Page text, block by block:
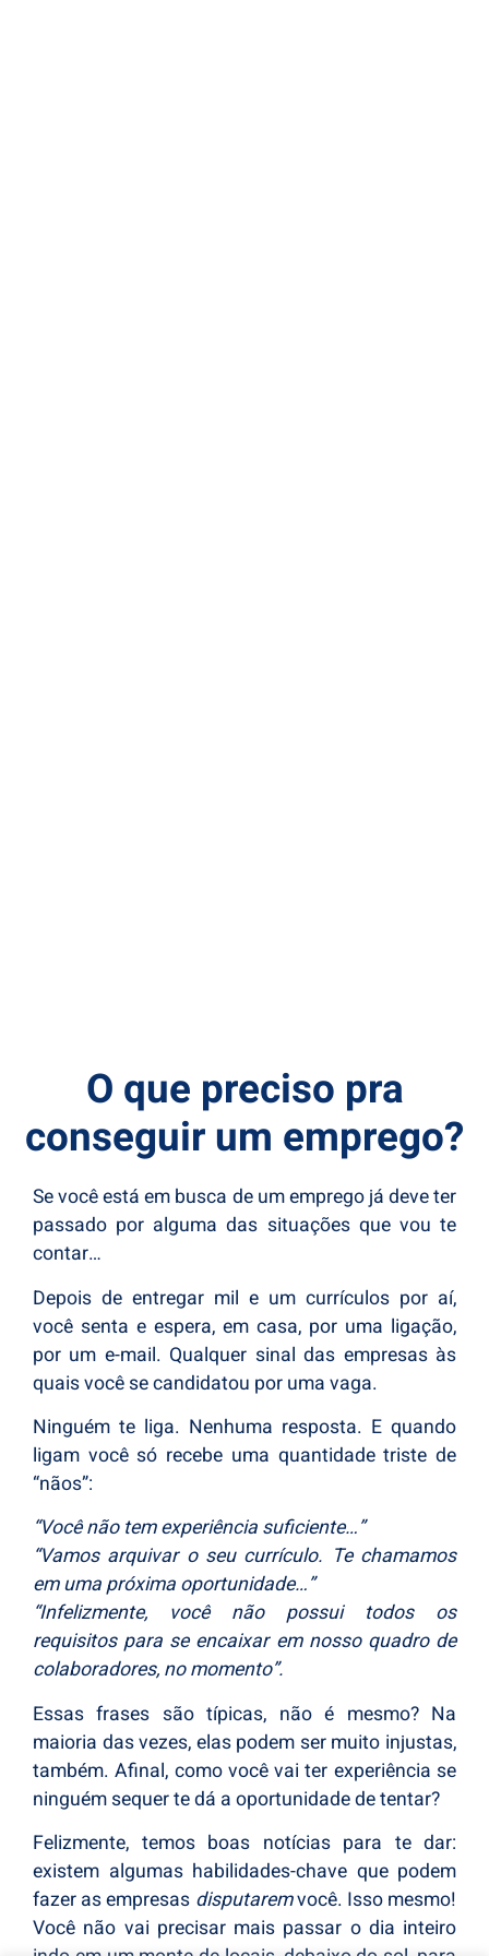
O que preciso pra
conseguir um emprego?
Se você está em busca de um emprego já deve ter
passado por alguma das situações que vou te
contar…
Depois de entregar mil e um currículos por aí,
você senta e espera, em casa, por uma ligação,
por um e-mail. Qualquer sinal das empresas às
quais você se candidatou por uma vaga.
Ninguém te liga. Nenhuma resposta. E quando
ligam você só recebe uma quantidade triste de
“nãos”:
“Você não tem experiência suficiente…”
“Vamos arquivar o seu currículo. Te chamamos
em uma próxima oportunidade…”
“Infelizmente, você não possui todos os
requisitos para se encaixar em nosso quadro de
colaboradores, no momento”.
Essas frases são típicas, não é mesmo? Na
maioria das vezes, elas podem ser muito injustas,
também. Afinal, como você vai ter experiência se
ninguém sequer te dá a oportunidade de tentar?
Felizmente, temos boas notícias para te dar:
existem algumas habilidades-chave que podem
fazer as empresas disputaremvocê. Isso mesmo!
Você não vai precisar mais passar o dia inteiro